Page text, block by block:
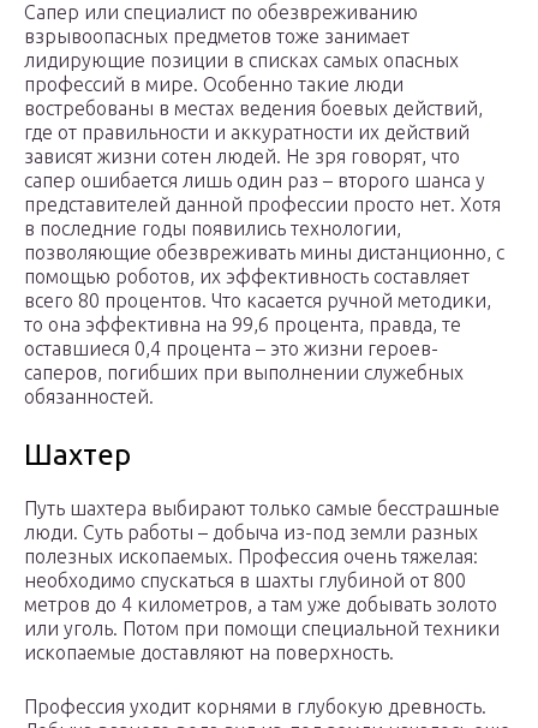
Сапер или специалист по обезвреживанию
взрывоопасных предметов тоже занимает
лидирующие позиции в списках самых опасных
профессий в мире. Особенно такие люди
востребованы в местах ведения боевых действий,
где от правильности и аккуратности их действий
зависят жизни сотен людей. Не зря говорят, что
сапер ошибается лишь один раз – второго шанса у
представителей данной профессии просто нет. Хотя
в последние годы появились технологии,
позволяющие обезвреживать мины дистанционно, с
помощью роботов, их эффективность составляет
всего 80 процентов. Что касается ручной методики,
то она эффективна на 99,6 процента, правда, те
оставшиеся 0,4 процента – это жизни героев-
саперов, погибших при выполнении служебных
обязанностей.
Шахтер
Путь шахтера выбирают только самые бесстрашные
люди. Суть работы – добыча из-под земли разных
полезных ископаемых. Профессия очень тяжелая:
необходимо спускаться в шахты глубиной от 800
метров до 4 километров, а там уже добывать золото
или уголь. Потом при помощи специальной техники
ископаемые доставляют на поверхность.
Профессия уходит корнями в глубокую древность.